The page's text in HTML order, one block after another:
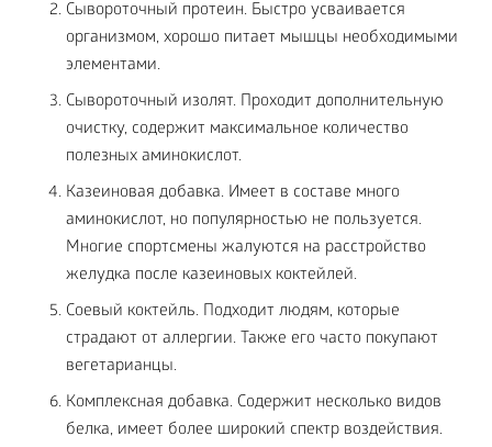
Сывороточный протеин. Быстро усваивается
организмом, хорошо питает мышцы необходимыми
элементами.
Сывороточный изолят. Проходит дополнительную
очистку, содержит максимальное количество
полезных аминокислот.
Казеиновая добавка. Имеет в составе много
аминокислот, но популярностью не пользуется.
Многие спортсмены жалуются на расстройство
желудка после казеиновых коктейлей.
Соевый коктейль. Подходит людям, которые
страдают от аллергии. Также его часто покупают
вегетарианцы.
Комплексная добавка. Содержит несколько видов
белка, имеет более широкий спектр воздействия.